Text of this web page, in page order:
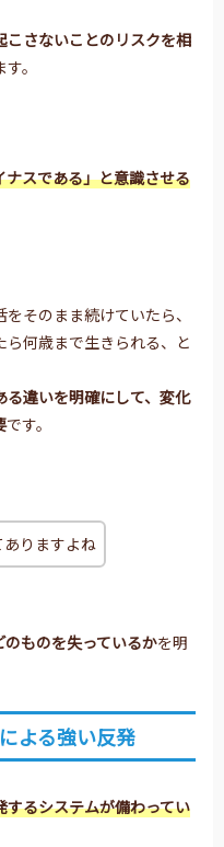
こさないことの リスクを相
。
ナスである」と意識させる
そのまま続けていたら、
何歳まで生きられる、と
違いを明確にして、 変化
です。
ありますよね
のものを失っているかを明
よる強い反発
するシステムが備わってい